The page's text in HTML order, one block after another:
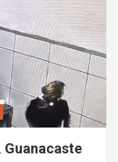
Guanacaste